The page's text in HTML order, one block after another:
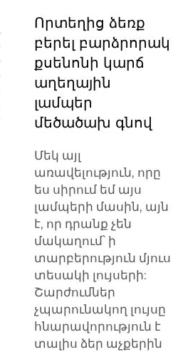
Որտեղից ձեռք
բերել բարձրորակ
քսենոնի կարճ
աղեղային
լամպեր
մեծածախ գնով
Մեկ այլ
առավելություն, որը
ես սիրում եմ այս
լամպերի մասին, այն
է, որ դրանք չեն
մակաղում՝ ի
տարբերություն մյուս
տեսակի լույսերի:
Շարժումներ
չպարունակող լույսը
հնարավորություն է
տալիս ձեր աչքերին